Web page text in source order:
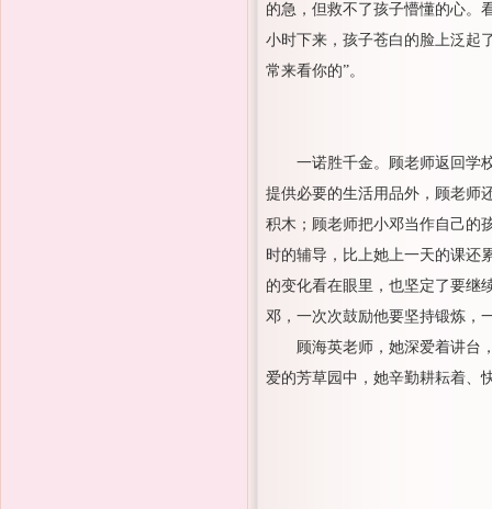
的急，但救不了孩子懵懂的心。
小时下来，孩子苍白的脸上泛起
常来看你的”。
一诺胜千金。顾老师返回学
提供必要的生活用品外，顾老师
积木；顾老师把小邓当作自己
时的辅导，比上她上一天的课还
的变化看在眼里，也坚定了要继
邓，一次次鼓励他要坚持锻炼，
顾海英老师，她深爱着讲台
爱的芳草园中，她辛勤耕耘着